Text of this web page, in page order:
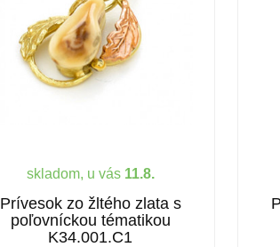
skladom, u vás 11.8.
Prívesok zo žltého zlata s
poľovníckou tématikou
K34.001.C1